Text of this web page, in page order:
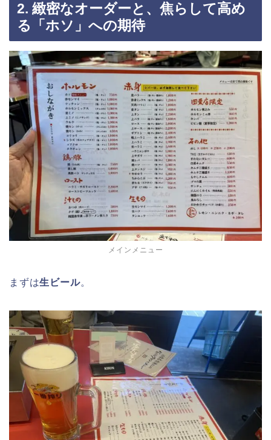
2. 緻密なオーダーと、焦らして高め
る「ホソ」への期待
メインメニュー
まずは生ビール。